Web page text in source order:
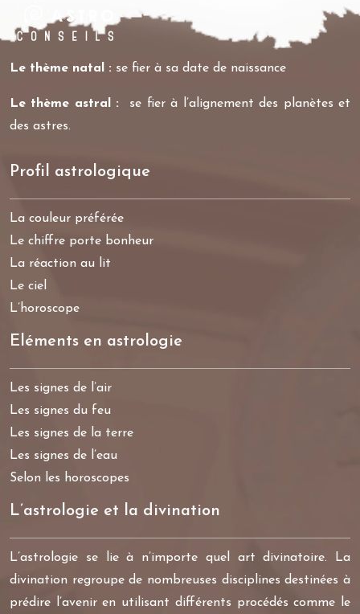
Le thème natal : se fier à sa date de naissance
Le thème astral :
se fier à l’alignement des planètes et
des astres.
Profil astrologique
La couleur préférée
Le chiffre porte bonheur
La réaction au lit
Le ciel
L’horoscope
Eléments en astrologie
Les signes de l’air
Les signes du feu
Les signes de la terre
Les signes de l’eau
Selon les horoscopes
L’astrologie et la divination
L’astrologie se lie à n’importe quel art divinatoire. La
divination regroupe de nombreuses disciplines destinées à
prédire l’avenir en utilisant différents procédés comme le